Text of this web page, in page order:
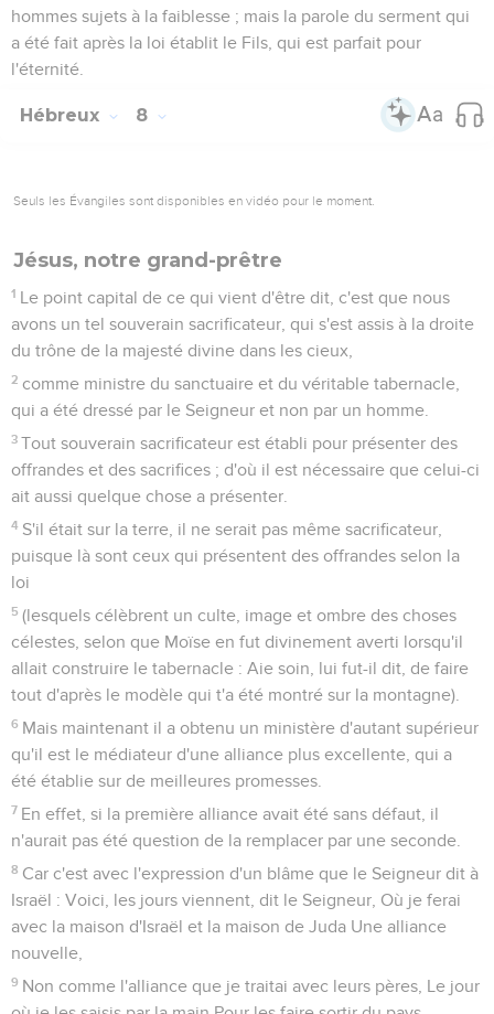
hommes sujets à la faiblesse ; mais la parole du serment qui
a été fait après la loi établit le Fils, qui est parfait pour
l'éternité.
Hébreux 8
Seuls les Évangiles sont disponibles en vidéo pour le moment.
Jésus, notre grand-prêtre
1 Le point capital de ce qui vient d'être dit, c'est que nous
avons un tel souverain sacrificateur, qui s'est assis à la droite
du trône de la majesté divine dans les cieux,
2 comme ministre du sanctuaire et du véritable tabernacle,
qui a été dressé par le Seigneur et non par un homme.
3 Tout souverain sacrificateur est établi pour présenter des
offrandes et des sacrifices ; d'où il est nécessaire que celui-ci
ait aussi quelque chose a présenter.
4 S'il était sur la terre, il ne serait pas même sacrificateur,
puisque là sont ceux qui présentent des offrandes selon la
loi
5 (lesquels célèbrent un culte, image et ombre des choses
célestes, selon que Moïse en fut divinement averti lorsqu'il
allait construire le tabernacle : Aie soin, lui fut-il dit, de faire
tout d'après le modèle qui t'a été montré sur la montagne).
6 Mais maintenant il a obtenu un ministère d'autant supérieur
qu'il est le médiateur d'une alliance plus excellente, qui a
été établie sur de meilleures promesses.
7 En effet, si la première alliance avait été sans défaut, il
n'aurait pas été question de la remplacer par une seconde.
8 Car c'est avec l'expression d'un blâme que le Seigneur dit à
Israël : Voici, les jours viennent, dit le Seigneur, Où je ferai
avec la maison d'Israël et la maison de Juda Une alliance
nouvelle,
9 Non comme l'alliance que je traitai avec leurs pères, Le jour